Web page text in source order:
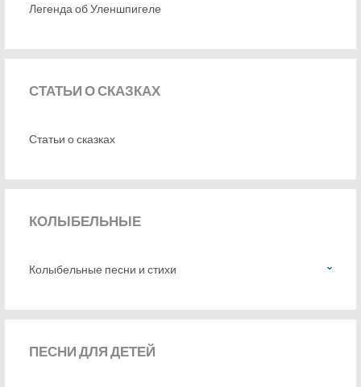
Легенда об Уленшпигеле
СТАТЬИО СКАЗКАХ
Статьи о сказках
КОЛЫБЕЛЬНЫЕ
Колыбельные песни и стихи
ПЕСНИДЛЯ ДЕТЕЙ